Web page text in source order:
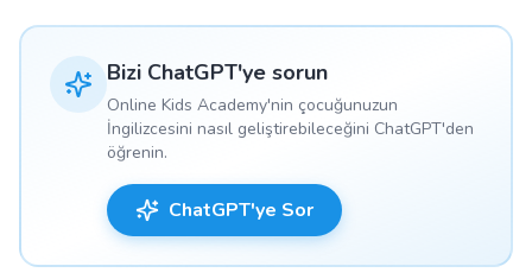
Bizi ChatGPT'ye sorun
Online Kids Academy'nin çocuğunuzun
İngilizcesini nasıl geliştirebileceğini ChatGPT'den
öğrenin.
ChatGPT'ye Sor